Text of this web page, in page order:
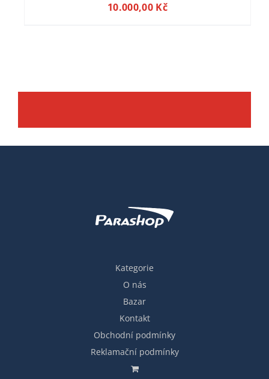
10.000,00 Kč
Kategorie
O nás
Bazar
Kontakt
Obchodní podmínky
Reklamační podmínky